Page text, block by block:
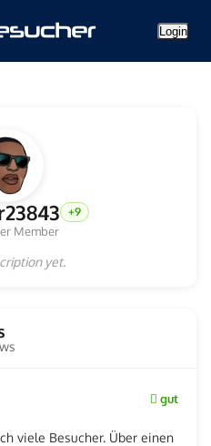
Login
+9
Member
yet.
gut
viele Besucher. Über einen